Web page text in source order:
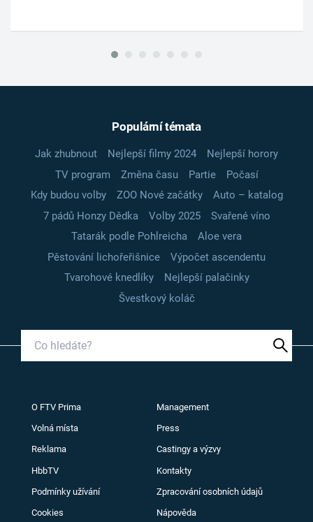
Populární témata
Jak zhubnout Nejlepší filmy 2024
Nejlepší horory
TV program
Změna času Partie
Počasí
Kdy budou volby
ZOO Nové začátky
Auto – katalog
7 pádů Honzy Dědka
Volby 2025
Svařené víno
Tatarák podle Pohlreicha
Aloe vera
Pěstování lichořeřišnice
Výpočet ascendentu
Tvarohové knedlíky
Nejlepší palačinky
Švestkový koláč
O FTV Prima Management
Volná místa Press
Reklama Castingy a výzvy
HbbTV Kontakty
Podmínky užívání Zpracování osobních údajů
Cookies Nápověda